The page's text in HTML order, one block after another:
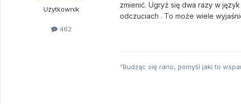
Użytkownik
462
zmienić. Ugryź się dwa razy w
odczuciach . To może wiele
"Budząc się rano, pomyśl jaki to